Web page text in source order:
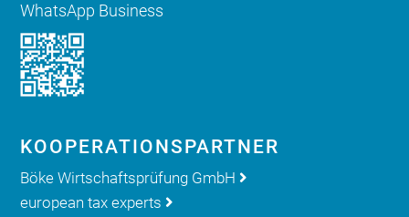
WhatsApp Business
KOOPERATIONS­PARTNER
Böke Wirtschaftsprüfung GmbH
european tax experts